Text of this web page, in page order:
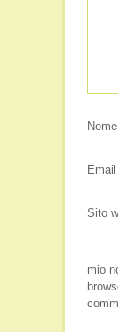
Nome
Email
Sito
mio